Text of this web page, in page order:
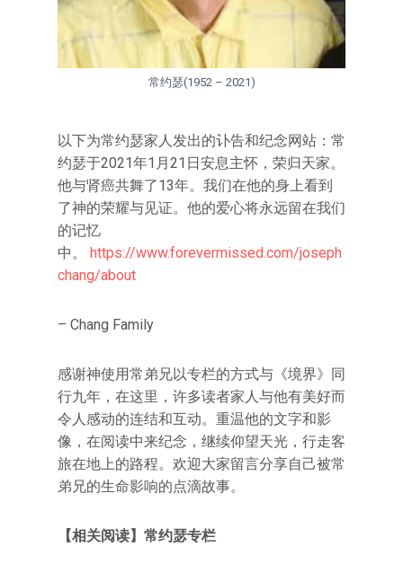
常约瑟(1952 – 2021)
以下为常约瑟家人发出的讣告和纪念网站：常
约瑟于2021年1月21日安息主怀，荣归天家。
他与肾癌共舞了13年。我们在他的身上看到
了神的荣耀与见证。他的爱心将永远留在我们
的记忆
中。 https://www.forevermissed.com/joseph
chang/about
– Chang Family
感谢神使用常弟兄以专栏的方式与《境界》同
行九年，在这里，许多读者家人与他有美好而
令人感动的连结和互动。重温他的文字和影
像，在阅读中来纪念，继续仰望天光，行走客
旅在地上的路程。欢迎大家留言分享自己被常
弟兄的生命影响的点滴故事。
【相关阅读】常约瑟专栏